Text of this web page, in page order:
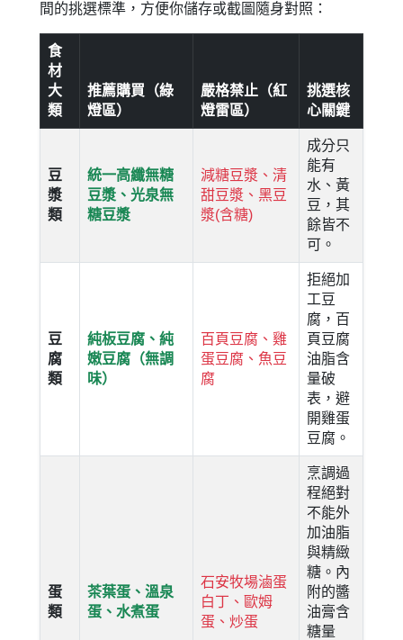
間的挑選標準，方便你儲存或截圖隨身對照：
食
材
大
類
推薦購買（綠
燈區）
嚴格禁止（紅
燈雷區）
挑選核
心關鍵
豆
漿
類
統一高纖無糖
豆漿、光泉無
糖豆漿
減糖豆漿、清
甜豆漿、黑豆
漿(含糖)
成分只
能有
水、黃
豆，其
餘皆不
可。
豆
腐
類
純板豆腐、純
嫩豆腐（無調
味）
百頁豆腐、雞
蛋豆腐、魚豆
腐
拒絕加
工豆
腐，百
頁豆腐
油脂含
量破
表，避
開雞蛋
豆腐。
蛋
類
茶葉蛋、溫泉
蛋、水煮蛋
石安牧場滷蛋
白丁、歐姆
蛋、炒蛋
烹調過
程絕對
不能外
加油脂
與精緻
糖。內
附的醬
油膏含
糖量